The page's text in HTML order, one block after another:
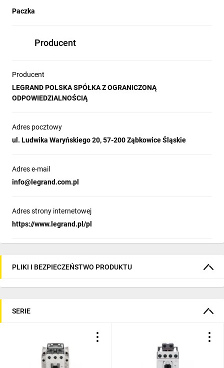
Paczka
Producent
Producent
LEGRAND POLSKA SPÓŁKA Z OGRANICZONĄ
ODPOWIEDZIALNOŚCIĄ
Adres pocztowy
ul. Ludwika Waryńskiego 20, 57-200 Ząbkowice Śląskie
Adres e-mail
info@legrand.com.pl
Adres strony internetowej
https://www.legrand.pl/pl
PLIKI I BEZPIECZEŃSTWO PRODUKTU
SERIE